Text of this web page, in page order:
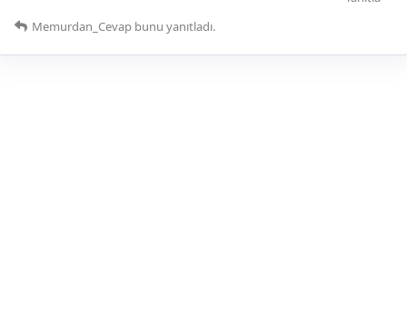
Memurdan_Cevap bunu yanıtladı.